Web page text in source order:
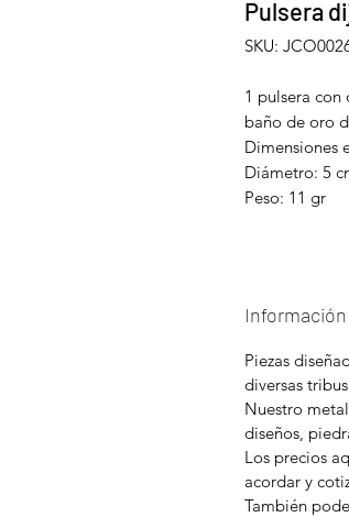
Pulsera
SKU:
1 pulsera con
baño de oro
Dimensiones
Diámetro: 5
Peso: 11 gr
Piezas
diversas
Nuestro
diseños,
Los precios
acordar y
También